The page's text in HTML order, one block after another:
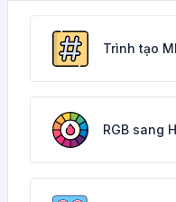
Trình tạo
RGB sang